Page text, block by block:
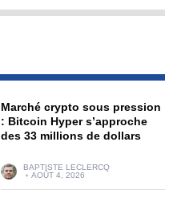
Marché crypto sous pression
: Bitcoin Hyper s’approche
des 33 millions de dollars
BAPTISTE LECLERCQ
AOÛT 4, 2026